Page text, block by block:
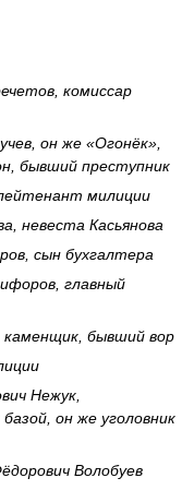
комиссар
он же «Огонёк»,
бывший преступник
милиции
невеста Касьянова
сын бухгалтера
главный
бывший вор
Нежук,
он же уголовник
Волобуев